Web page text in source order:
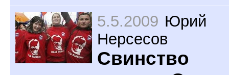
5.5.2009 Юрий
Нерсесов
Свинство